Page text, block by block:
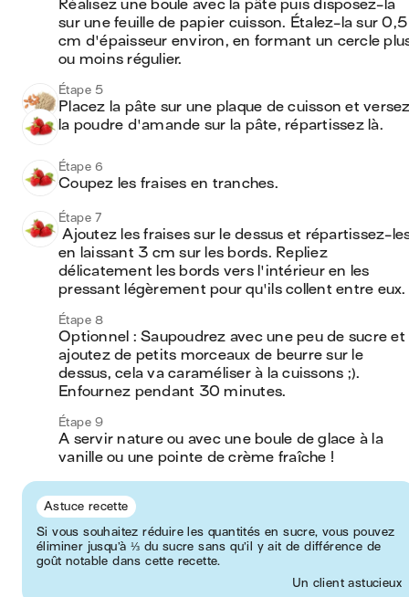
Réalisez une boule avec la pâte puis disposez-la
sur une feuille de papier cuisson. Étalez-la sur 0,5
cm d'épaisseur environ, en formant un cercle
ou moins régulier.
Étape 5
Placez la pâte sur une plaque de cuisson et
la poudre d'amande sur la pâte, répartissez là.
Étape 6
Coupez les fraises en tranches.
Étape 7
Ajoutez les fraises sur le dessus et répartissez-les
en laissant 3 cm sur les bords. Repliez
délicatement les bords vers l'intérieur en les
pressant légèrement pour qu'ils collent entre eux.
Étape 8
Optionnel : Saupoudrez avec une peu de sucre et
ajoutez de petits morceaux de beurre sur le
dessus, cela va caraméliser à la cuissons ;).
Enfournez pendant 30 minutes.
Étape 9
A servir nature ou avec une boule de glace à la
vanille ou une pointe de crème fraîche !
Astuce recette
Si vous souhaitez réduire les quantités en sucre, vous pouvez
éliminer jusqu’à ⅓ du sucre sans qu’il y ait de différence de
goût notable dans cette recette.
Un client astucieux